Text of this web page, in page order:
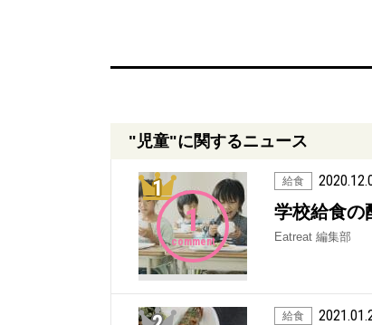
"児童"に関するニュース
1
comment
給食
学校給食の
Eatreat 編集部
2位 給食